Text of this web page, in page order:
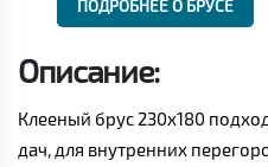
ПОДРОБНЕЕ О БРУСЕ
Описание:
Клееный брус 230x180
дач, для внутренних